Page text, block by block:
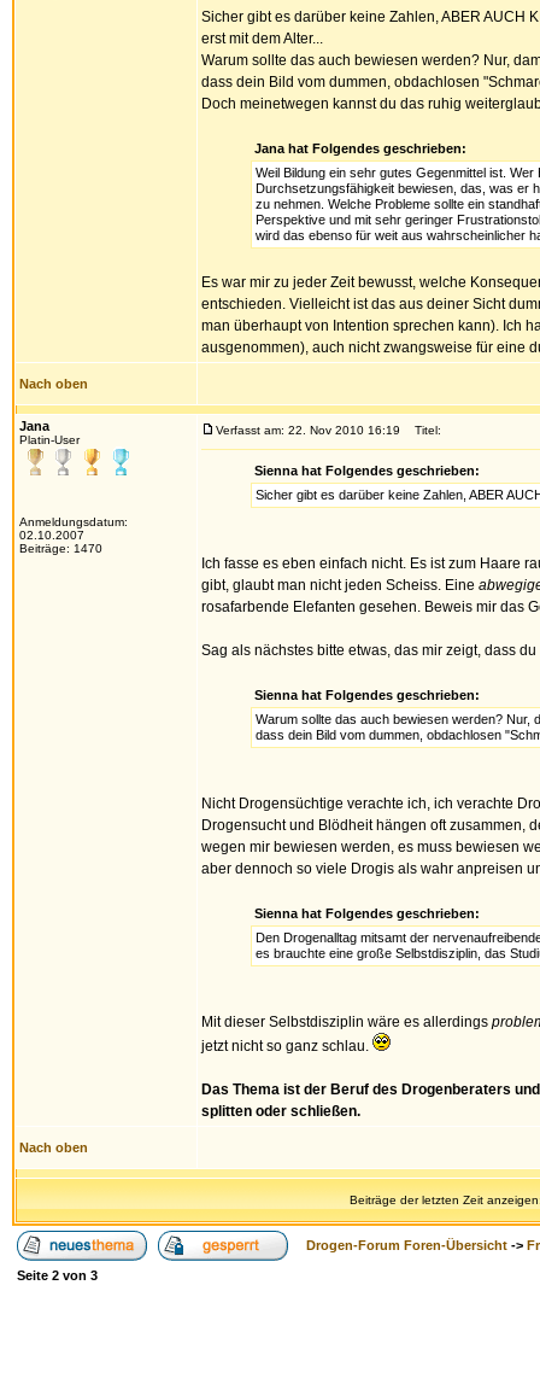
Sicher gibt es darüber keine Zahlen, ABER AUCH
erst mit dem Alter...
Warum sollte das auch bewiesen werden? Nur,
dass dein Bild vom dummen, obdachlosen
Doch meinetwegen kannst du das ruhig
Jana hat Folgendes geschrieben:
Weil Bildung ein sehr gutes Gegenmittel ist.
Durchsetzungsfähigkeit bewiesen, das, was er
zu nehmen. Welche Probleme sollte ein
Perspektive und mit sehr geringer
wird das ebenso für weit aus wahrscheinlicher
Es war mir zu jeder Zeit bewusst, welche
entschieden. Vielleicht ist das aus deiner Sicht
man überhaupt von Intention sprechen kann). Ich
ausgenommen), auch nicht zwangsweise für eine
Nach oben
Jana
Platin-User
Anmeldungsdatum:
02.10.2007
Beiträge: 1470
Verfasst am: 22. Nov 2010 16:19 Titel:
Sienna hat Folgendes geschrieben:
Sicher gibt es darüber keine Zahlen, ABER
Ich fasse es eben einfach nicht. Es ist zum Haare
gibt, glaubt man nicht jeden Scheiss. Eine
rosafarbende Elefanten gesehen. Beweis mir das
Sag als nächstes bitte etwas, das mir zeigt, dass
Sienna hat Folgendes geschrieben:
Warum sollte das auch bewiesen werden? Nur,
dass dein Bild vom dummen, obdachlosen
Nicht Drogensüchtige verachte ich, ich verachte
Drogensucht und Blödheit hängen oft zusammen,
wegen mir bewiesen werden, es muss bewiesen
aber dennoch so viele Drogis als wahr anpreisen
Sienna hat Folgendes geschrieben:
Den Drogenalltag mitsamt der
es brauchte eine große Selbstdisziplin, das
Mit dieser Selbstdisziplin wäre es allerdings
jetzt nicht so ganz schlau.
Das Thema ist der Beruf des Drogenberaters
splitten oder schließen.
Nach oben
Beiträge der letzten Zeit
Drogen-Forum Foren-Übersicht ->
Seite 2 von 3